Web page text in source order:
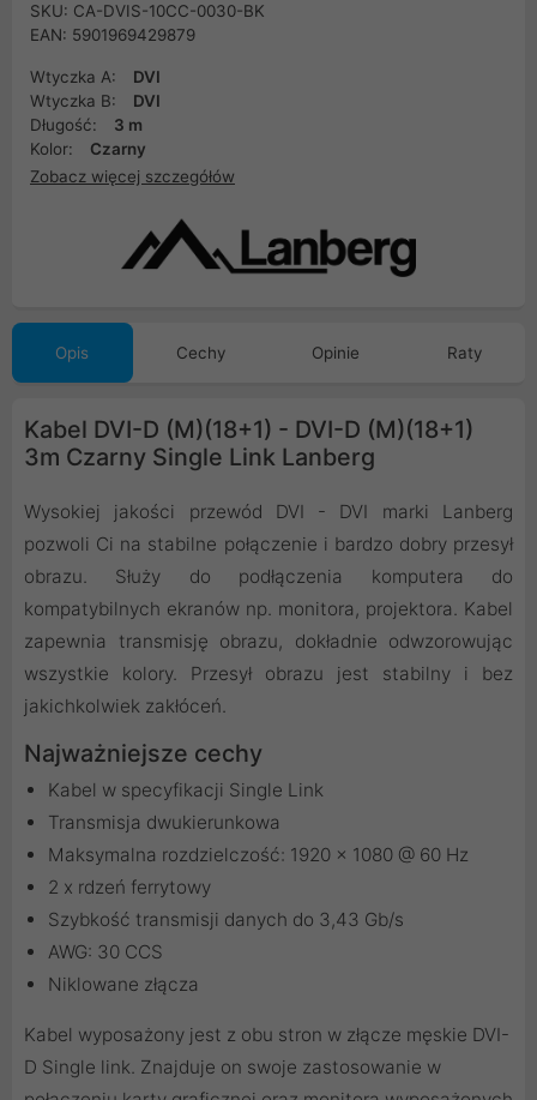
SKU: CA-DVIS-10CC-0030-BK
EAN: 5901969429879
Wtyczka A:
DVI
Wtyczka B:
DVI
Długość:
3 m
Kolor:
Czarny
Zobacz więcej szczegółów
Opis Cechy Opinie Raty
Kabel DVI-D (M)(18+1) - DVI-D (M)(18+1)
3m Czarny Single Link Lanberg
Wysokiej jakości przewód DVI - DVI marki Lanberg
pozwoli Ci na stabilne połączenie i bardzo dobry przesył
obrazu. Służy do podłączenia komputera do
kompatybilnych ekranów np. monitora, projektora. Kabel
zapewnia transmisję obrazu, dokładnie odwzorowując
wszystkie kolory. Przesył obrazu jest stabilny i bez
jakichkolwiek zakłóceń.
Najważniejsze cechy
Kabel w specyfikacji Single Link
Transmisja dwukierunkowa
Maksymalna rozdzielczość: 1920 x 1080 @ 60 Hz
2 x rdzeń ferrytowy
Szybkość transmisji danych do 3,43 Gb/s
AWG: 30 CCS
Niklowane złącza
Kabel wyposażony jest z obu stron w złącze męskie DVI-
D Single link. Znajduje on swoje zastosowanie w